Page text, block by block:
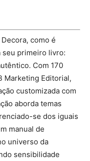
como é
seu primeiro livro:
Com 170
Marketing Editorial,
customizada com
aborda temas
se dos iguais
manual de
universo da
sensibilidade